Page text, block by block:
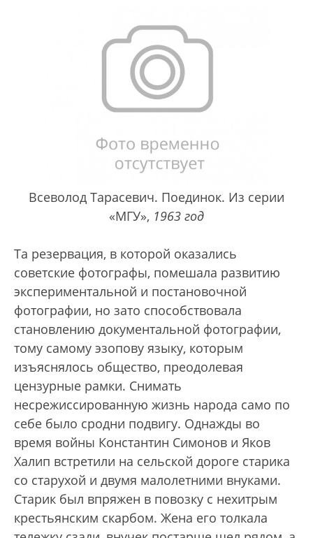
Всеволод Тарасевич. Поединок. Из серии
«МГУ», 1963 год
Та резервация, в которой оказались
советские фотографы, помешала развитию
экспериментальной и постановочной
фотографии, но зато способствовала
становлению документальной фотографии,
тому самому эзопову языку, которым
изъяснялось общество, преодолевая
цензурные рамки. Снимать
несрежиссированную жизнь народа само по
себе было сродни подвигу. Однажды во
время войны Константин Симонов и Яков
Халип встретили на сельской дороге старика
со старухой и двумя малолетними внуками.
Старик был впряжен в повозку с нехитрым
крестьянским скарбом. Жена его толкала